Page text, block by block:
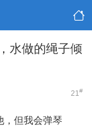
水做的绳子倾
21#
，但我会弹琴